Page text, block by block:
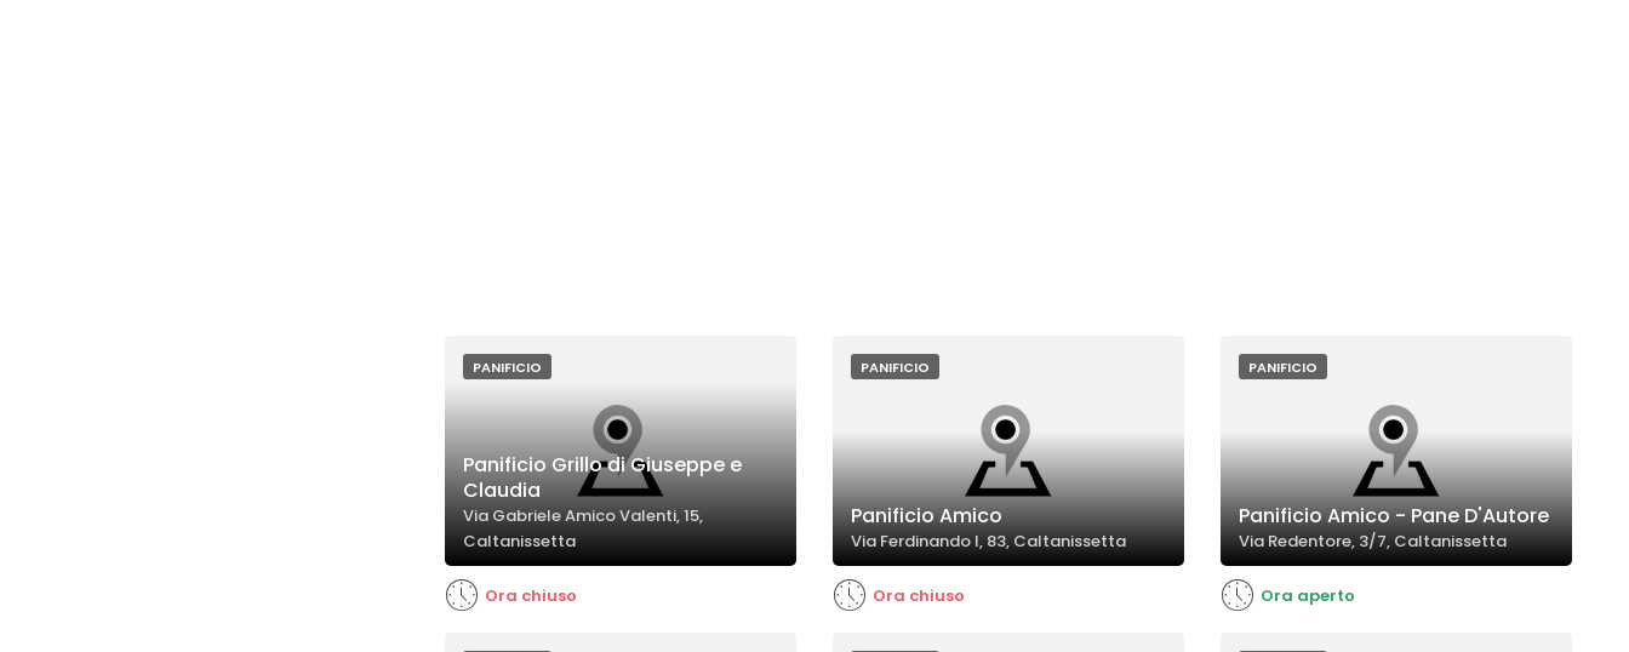
PANIFICIO
Panificio Grillo di Giuseppe e
Claudia
Via Gabriele Amico Valenti, 15,
Caltanissetta
Ora chiuso
PANIFICIO
Panificio Amico
Via Ferdinando I, 83, Caltanissetta
Ora chiuso
PANIFICIO
Panificio Amico - Pane D'Autore
Via Redentore, 3/7, Caltanissetta
Ora aperto